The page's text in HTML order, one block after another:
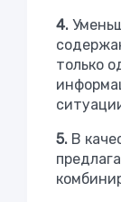
4.
только
5. В